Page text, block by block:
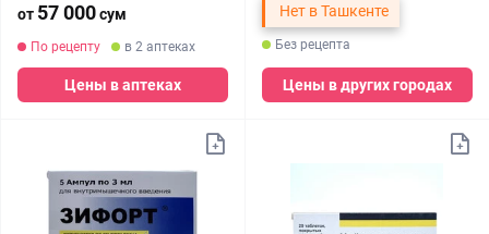
от 57 000сум
По рецепту в 2 аптеках
Цены в аптеках
Нет в Ташкенте
Без рецепта
Цены в других городах